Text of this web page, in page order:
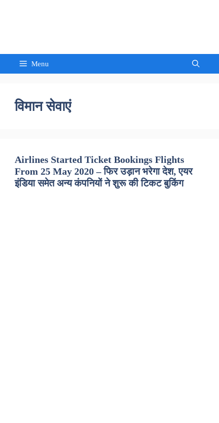
Menu
विमान सेवाएं
Airlines Started Ticket Bookings Flights
From 25 May 2020 – फिर उड़ान भरेगा देश, एयर
इंडिया समेत अन्य कंपनियों ने शुरू की टिकट बुकिंग